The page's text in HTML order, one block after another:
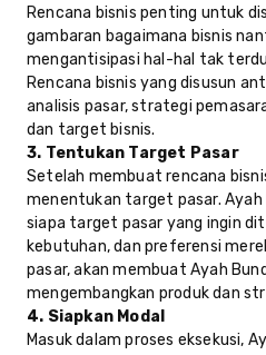
Rencana bisnis penting untuk
gambaran bagaimana bisnis
mengantisipasi hal-hal tak
Rencana bisnis yang disusun
analisis pasar, strategi
dan target bisnis.
3. Tentukan Target Pasar
Setelah membuat rencana
menentukan target pasar.
siapa target pasar yang ingin
kebutuhan, dan preferensi
pasar, akan membuat Ayah
mengembangkan produk dan
4. Siapkan Modal
Masuk dalam proses eksekusi,